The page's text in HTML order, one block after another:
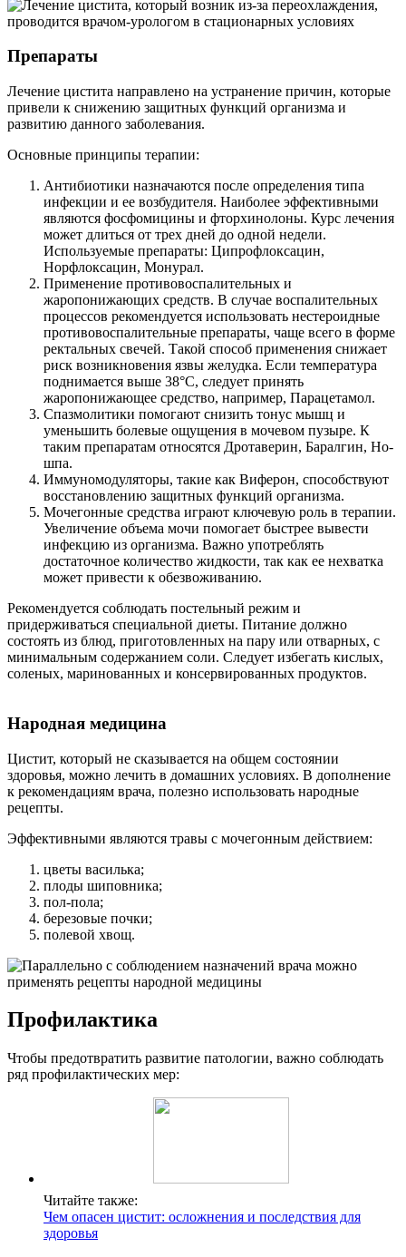
Препараты
Лечение цистита направлено на устранение причин, которые
привели к снижению защитных функций организма и
развитию данного заболевания.
Основные принципы терапии:
Антибиотики назначаются после определения типа
инфекции и ее возбудителя. Наиболее эффективными
являются фосфомицины и фторхинолоны. Курс лечения
может длиться от трех дней до одной недели.
Используемые препараты: Ципрофлоксацин,
Норфлоксацин, Монурал.
Применение противовоспалительных и
жаропонижающих средств. В случае воспалительных
процессов рекомендуется использовать нестероидные
противовоспалительные препараты, чаще всего в форме
ректальных свечей. Такой способ применения снижает
риск возникновения язвы желудка. Если температура
поднимается выше 38°С, следует принять
жаропонижающее средство, например, Парацетамол.
Спазмолитики помогают снизить тонус мышц и
уменьшить болевые ощущения в мочевом пузыре. К
таким препаратам относятся Дротаверин, Баралгин, Но-
шпа.
Иммуномодуляторы, такие как Виферон, способствуют
восстановлению защитных функций организма.
Мочегонные средства играют ключевую роль в терапии.
Увеличение объема мочи помогает быстрее вывести
инфекцию из организма. Важно употреблять
достаточное количество жидкости, так как ее нехватка
может привести к обезвоживанию.
Рекомендуется соблюдать постельный режим и
придерживаться специальной диеты. Питание должно
состоять из блюд, приготовленных на пару или отварных, с
минимальным содержанием соли. Следует избегать кислых,
соленых, маринованных и консервированных продуктов.
Народная медицина
Цистит, который не сказывается на общем состоянии
здоровья, можно лечить в домашних условиях. В дополнение
к рекомендациям врача, полезно использовать народные
рецепты.
Эффективными являются травы с мочегонным действием:
цветы василька;
плоды шиповника;
пол-пола;
березовые почки;
полевой хвощ.
Профилактика
Чтобы предотвратить развитие патологии, важно соблюдать
ряд профилактических мер:
Читайте также:
Чем опасен цистит: осложнения и последствия для
здоровья